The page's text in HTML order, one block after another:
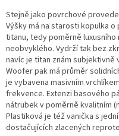
Stejně jako povrchové
Výšky má na starosti kopulka
titanu, tedy poměrně
neobvyklého. Vydrží tak bez
navíc je titan znám
Woofer pak má průměr
je vybavena masivním
frekvence. Extenzi basového
nátrubek v poměrně kvalitním
Plastiková je též vanička s
dostačujících zlacených